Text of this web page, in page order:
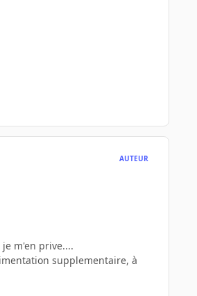
AUTEUR
m'en prive....
supplementaire, à